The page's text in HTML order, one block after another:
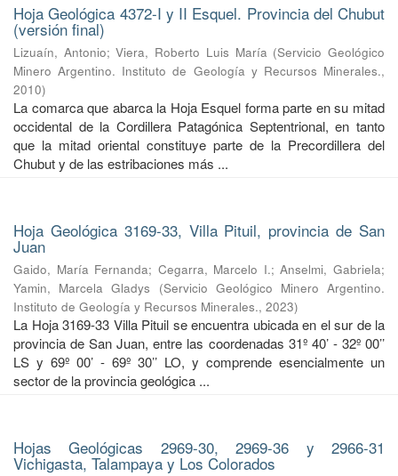
Hoja Geológica 4372-I y II Esquel. Provincia del Chubut
(versión final)
Lizuaín, Antonio;Viera, Roberto Luis María (Servicio Geológico
Minero Argentino. Instituto de Geología y Recursos Minerales.,
2010)
La comarca que abarca la Hoja Esquel forma parte en su mitad
occidental de la Cordillera Patagónica Septentrional, en tanto
que la mitad oriental constituye parte de la Precordillera del
Chubut y de las estribaciones más ...
Hoja Geológica 3169-33, Villa Pituil, provincia de San
Juan
Gaido, María Fernanda; Cegarra, Marcelo I.;Anselmi, Gabriela;
Yamin, Marcela Gladys
(Servicio Geológico Minero Argentino.
Instituto de Geología y Recursos Minerales., 2023)
La Hoja 3169-33 Villa Pituil se encuentra ubicada en el sur de la
provincia de San Juan, entre las coordenadas 31º 40’ - 32º 00’’
LS y 69º 00’ - 69º 30’’ LO, y comprende esencialmente un
sector de la provincia geológica ...
Hojas Geológicas 2969-30, 2969-36 y 2966-31
Vichigasta, Talampaya y Los Colorados